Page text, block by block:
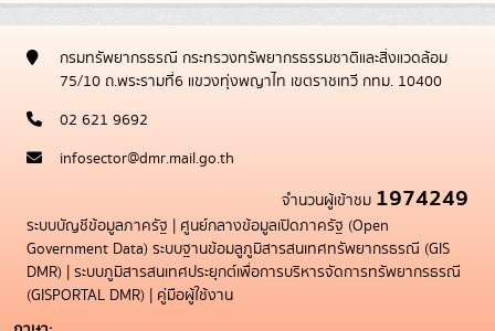
กรมทรัพยากรธรณี กระทรวงทรัพยากรธรรมชาติและสิ่งแวดล้อม
75/10 ถ.พระรามที่6 แขวงทุ่งพญาไท เขตราชเทวี กทม. 10400
02 621 9692
infosector@dmr.mail.go.th
จำนวนผู้เข้าชม 1974249
ระบบบัญชีข้อมูลภาครัฐ | ศูนย์กลางข้อมูลเปิดภาครัฐ (Open
Government Data) ระบบฐานข้อมลูภูมิสารสนเทศทรัพยากรธรณี (GIS
DMR) | ระบบภูมิสารสนเทศประยุกต์เพื่อการบริหารจัดการทรัพยากรธรณี
(GISPORTAL DMR) | คู่มือผู้ใช้งาน